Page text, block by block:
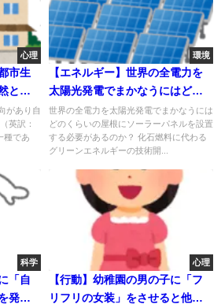
心理
市生
との
があり自
英訳：
種であ
環境
【エネルギー】世界の全電力を
太陽光発電でまかなうにはどの
くらいのソーラーパネルが必要
なのか？
世界の全電力を太陽光発電でまかなうには
どのくらいの屋根にソーラーパネルを設置
する必要があるのか？ 化石燃料に代わる
グリーンエネルギーの技術開...
科学
「自
発
心理
【行動】幼稚園の男の子に「フ
リフリの女装」をさせると他人